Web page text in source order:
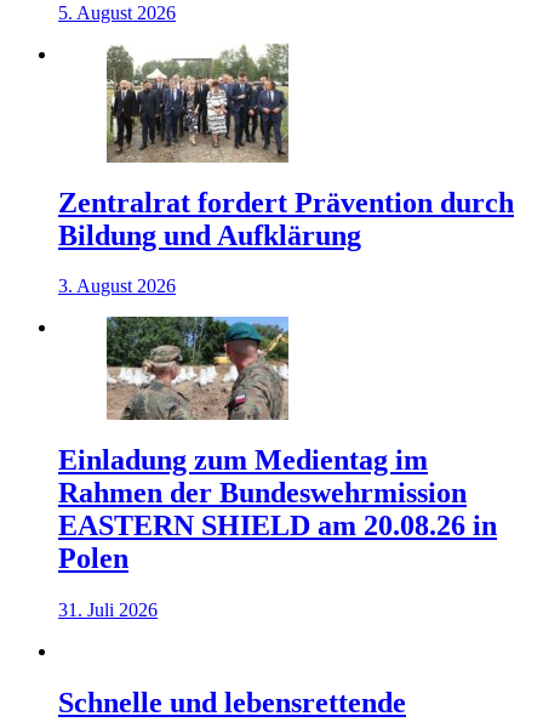
5. August 2026
Zentralrat fordert Prävention durch
Bildung und Aufklärung
3. August 2026
Einladung zum Medientag im
Rahmen der Bundeswehrmission
EASTERN SHIELD am 20.08.26 in
Polen
31. Juli 2026
Schnelle und lebensrettende